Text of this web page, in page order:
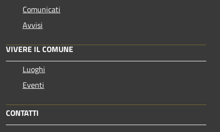
Comunicati
Avvisi
VIVERE IL COMUNE
Luoghi
Eventi
CONTATTI